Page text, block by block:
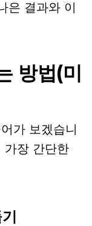
은 결과와 이
방법(미
가 보겠습니
가장 간단한